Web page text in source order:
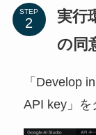
STEP
実行
の同
「Develop
API key」を